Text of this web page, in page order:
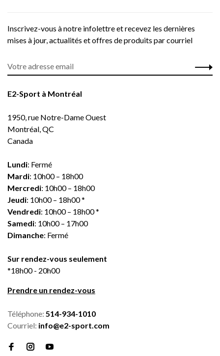
Inscrivez-vous à notre infolettre et recevez les dernières
mises à jour, actualités et offres de produits par courriel
E2-Sport à Montréal
1950, rue Notre-Dame Ouest
Montréal, QC
Canada
Lundi: Fermé
Mardi: 10h00 – 18h00
Mercredi: 10h00 – 18h00
Jeudi: 10h00 – 18h00 *
Vendredi: 10h00 – 18h00 *
Samedi: 10h00 – 17h00
Dimanche: Fermé
Sur rendez-vous seulement
*18h00 - 20h00
Prendre un rendez-vous
Téléphone: 514-934-1010
Courriel: info@e2-sport.com